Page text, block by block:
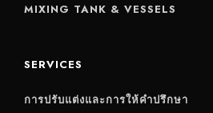
MIXING TANK & VESSELS
SERVICES
การปรับแต่งและการให้คำปรึกษา